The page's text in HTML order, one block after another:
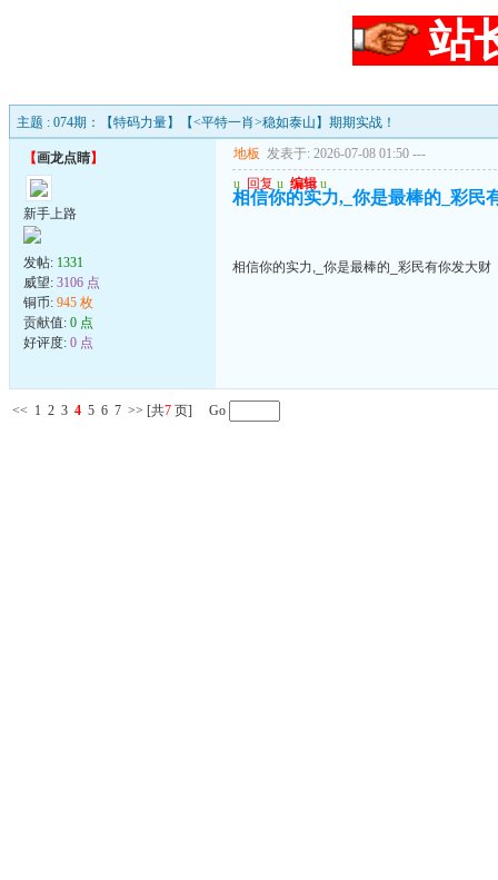
站
主题 : 074期：【特码力量】【<平特一肖>稳如泰山】期期实战！
【画龙点睛】
新手上路
发帖: 1331
威望: 3106 点
铜币: 945 枚
贡献值: 0 点
好评度: 0 点
地板 发表于: 2026-07-08 01:50 ---
u 回复 u 编辑 u
相信你的实力,_你是最棒的_彩民
相信你的实力,_你是最棒的_彩民有你发大财
<< 1 2 3 4 5 6 7 >> [共7 页] Go